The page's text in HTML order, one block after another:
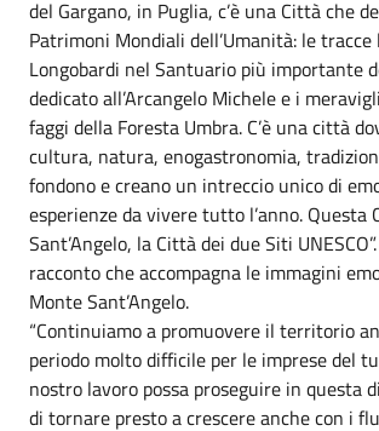
del Gargano, in Puglia, c’è una Città che
Patrimoni Mondiali dell’Umanità: le tracce
Longobardi nel Santuario più importante
dedicato all’Arcangelo Michele e i
faggi della Foresta Umbra. C’è una città
cultura, natura, enogastronomia,
fondono e creano un intreccio unico di
esperienze da vivere tutto l’anno. Questa
Sant’Angelo, la Città dei due Siti
racconto che accompagna le immagini
Monte Sant’Angelo.
“Continuiamo a promuovere il territorio
periodo molto difficile per le imprese del
nostro lavoro possa proseguire in questa
di tornare presto a crescere anche con i